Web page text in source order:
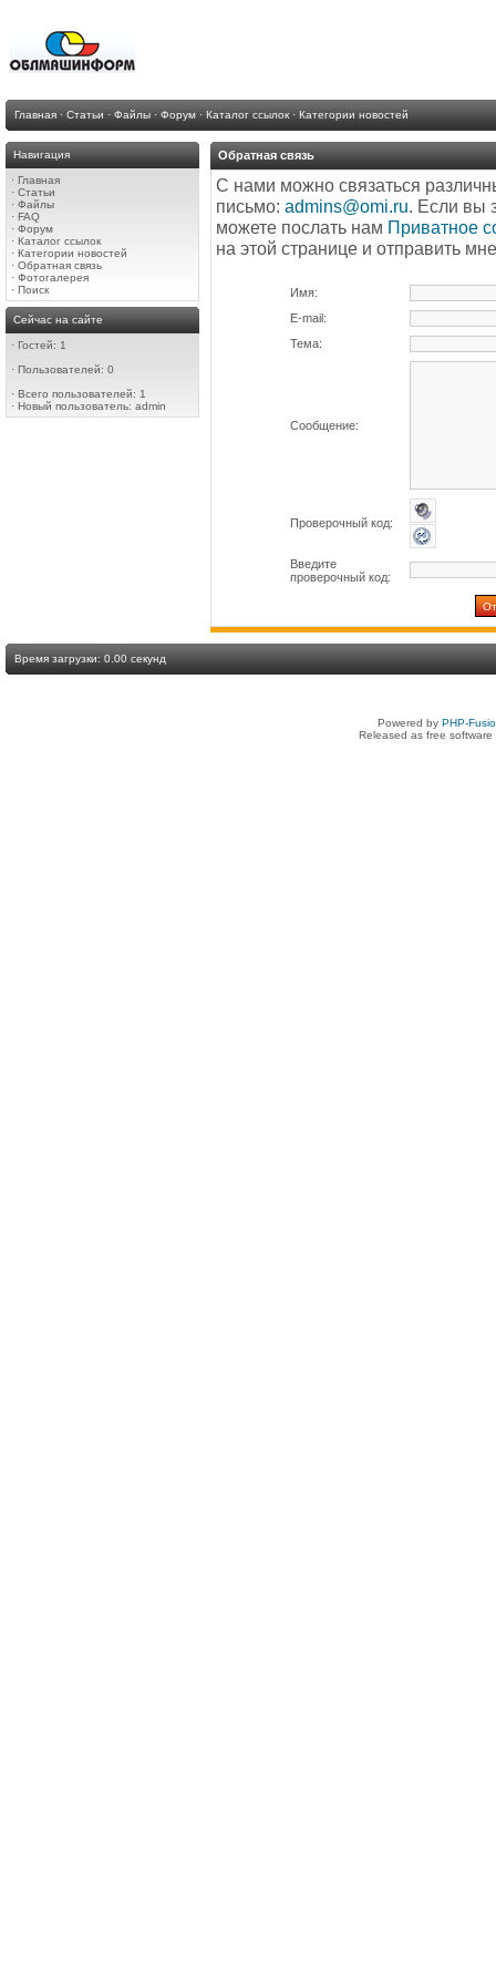
Главная · Статьи · Файлы · Форум · Каталог ссылок · Категории новостей
Навигация
· Главная
· Статьи
· Файлы
· FAQ
· Форум
· Каталог ссылок
· Категории новостей
· Обратная связь
· Фотогалерея
· Поиск
Сейчас на сайте
· Гостей: 1
· Пользователей: 0
· Всего пользователей: 1
· Новый пользователь: admin
Обратная связь
С нами можно связаться
письмо: admins@omi.ru. Если вы
можете послать нам Приватное
на этой странице и отправить
Имя:
E-mail:
Тема:
Сообщение:
Проверочный код:
Введите
проверочный код:
Время загрузки: 0.00 секунд
Powered by PHP-
Released as free